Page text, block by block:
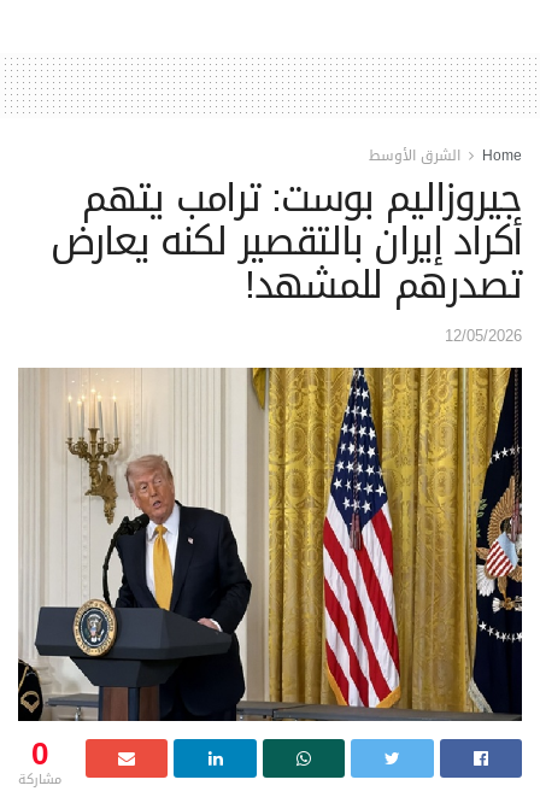
Home الشرق الأوسط
جيروزاليم بوست: ترامب يتهم
أكراد إيران بالتقصير لكنه يعارض
تصدرهم للمشهد!
12/05/2026
0
مشاركة